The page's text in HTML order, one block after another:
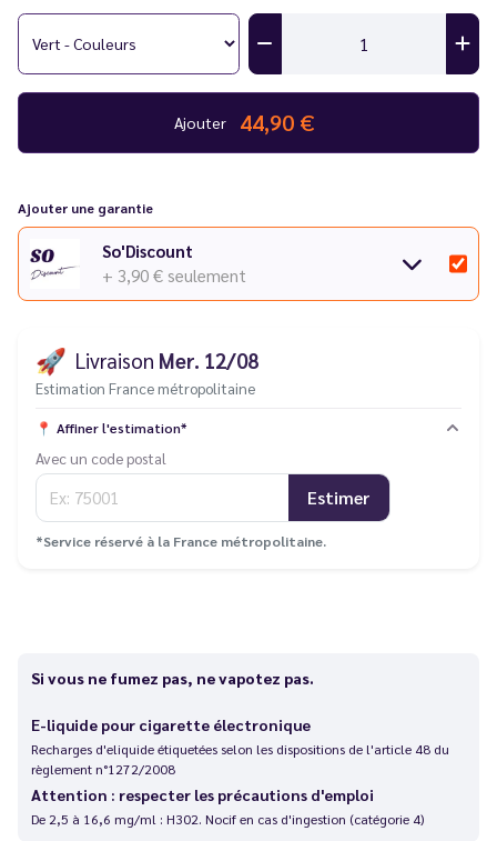
Découvrez toute la sérieArmour de Vaporesso
catalogue.
Ajouter 44,90 €
Ajouter une garantie
So'Discount
+ 3,90 € seulement
🚀 Livraison Mer. 12/08
Estimation France métropolitaine
📍 Affiner l'estimation*
Avec un code postal
Estimer
*Service réservé à la France métropolitaine.
Si vous ne fumez pas, ne vapotez pas.
E-liquide pour cigarette électronique
Recharges d'eliquide étiquetées selon les dispositions de l'article 48 du
règlement n°1272/2008
Attention : respecter les précautions d'emploi
De 2,5 à 16,6 mg/ml : H302. Nocif en cas d'ingestion (catégorie 4)